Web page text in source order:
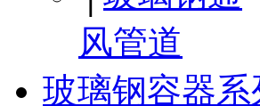
风管道
玻璃钢容器系